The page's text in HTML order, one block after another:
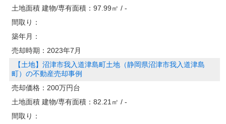
土地面積 建物/専有面積： 97.99㎡ / -
間取り：
築年月：
売却時期： 2023年7月
【土地】沼津市我入道津島町土地（静岡県沼津市我入道津島
町）の不動産売却事例
売却価格： 200万円台
土地面積 建物/専有面積： 82.21㎡ / -
間取り：